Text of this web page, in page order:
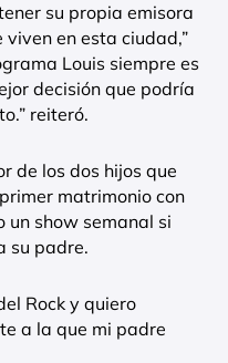
su propia emisora
en esta ciudad,”
Louis siempre es
decisión que podría
reiteró.
de los dos hijos que
matrimonio con
show semanal si
su padre.
Rock y quiero
a la que mi padre